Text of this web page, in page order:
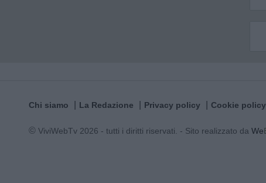
Chi siamo La Redazione Privacy policy Cookie policy
© ViviWebTv 2026 - tutti i diritti riservati. - Sito realizzato da We